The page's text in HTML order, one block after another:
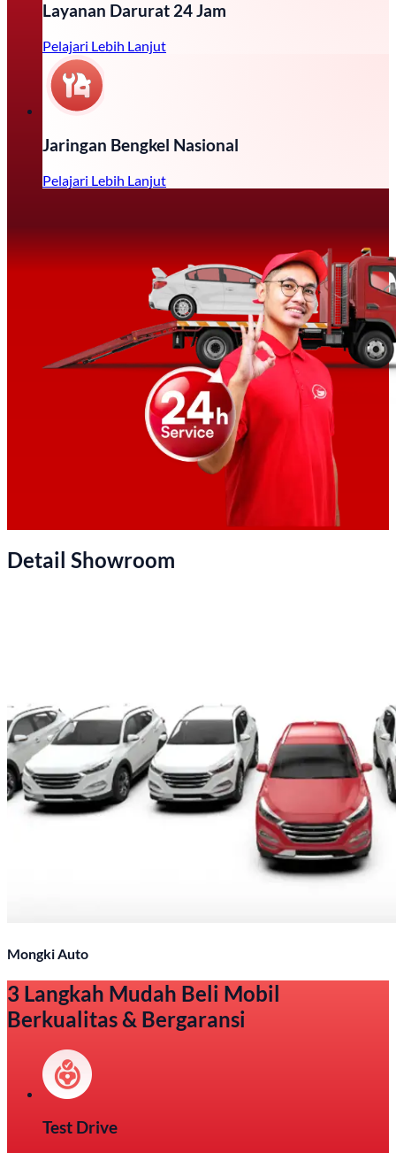
Layanan Darurat 24 Jam
Pelajari Lebih Lanjut
Jaringan Bengkel Nasional
Pelajari Lebih Lanjut
Detail Showroom
Mongki Auto
3 Langkah Mudah Beli Mobil
Berkualitas & Bergaransi
Test Drive